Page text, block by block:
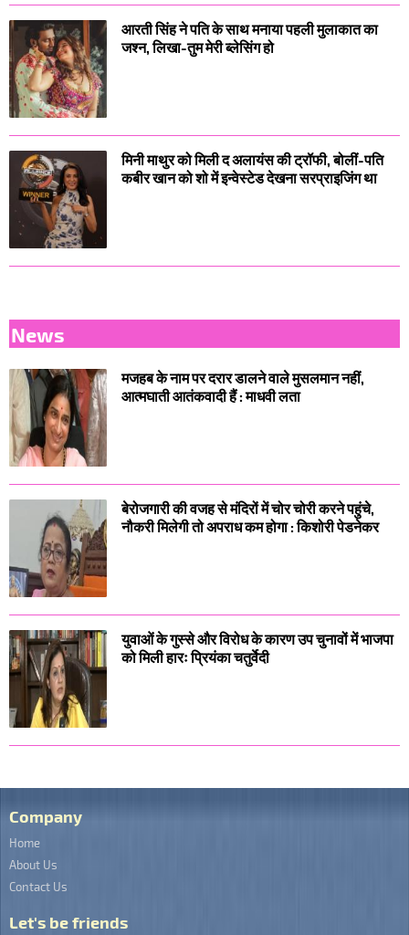
आरती सिंह ने पति के साथ मनाया पहली मुलाकात का
जश्न, लिखा-तुम मेरी ब्लेसिंग हो
मिनी माथुर को मिली द अलायंस की ट्रॉफी, बोलीं-पति
कबीर खान को शो में इन्वेस्टेड देखना सरप्राइजिंग था
News
मजहब के नाम पर दरार डालने वाले मुसलमान नहीं,
आत्मघाती आतंकवादी हैं : माधवी लता
बेरोजगारी की वजह से मंदिरों में चोर चोरी करने पहुंचे,
नौकरी मिलेगी तो अपराध कम होगा : किशोरी पेडनेकर
युवाओं के गुस्से और विरोध के कारण उप चुनावों में भाजपा
को मिली हारः प्रियंका चतुर्वेदी
Company
Home
About Us
Contact Us
Let's be friends